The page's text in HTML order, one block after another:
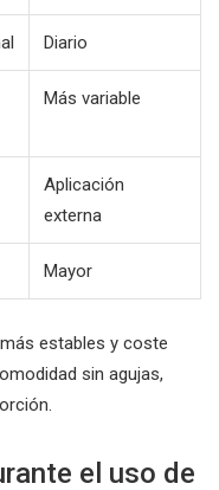
Diario
Más variable
Aplicación
externa
Mayor
estables y coste
sin agujas,
el uso de